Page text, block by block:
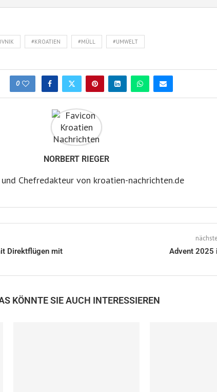
#KROATIEN #MÜLL #UMWELT
0
NORBERT RIEGER
und Chefredakteur von kroatien-nachrichten.de
Direktflügen mit
Advent 2025
KÖNNTE SIE AUCH INTERESSIEREN